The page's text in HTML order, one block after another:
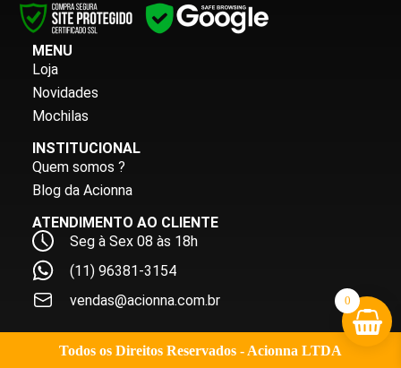
MENU
Loja
Novidades
Mochilas
INSTITUCIONAL
Quem somos ?
Blog da Acionna
ATENDIMENTO AO CLIENTE
Seg à Sex 08 às 18h
(11) 96381-3154
vendas@acionna.com.br
Todos os Direitos Reservados - Acionna LTDA
0